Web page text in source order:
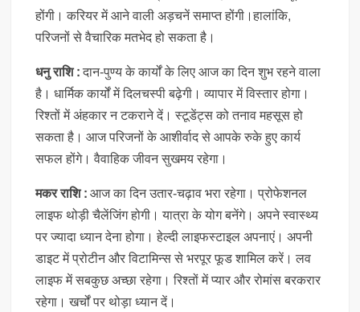
होंगी। करियर में आने वाली अड़चनें समाप्त होंगी।हालांकि,
परिजनों से वैचारिक मतभेद हो सकता है।
धनु राशि :दान-पुण्य के कार्यों के लिए आज का दिन शुभ रहने वाला
है। धार्मिक कार्यों में दिलचस्पी बढ़ेगी। व्यापार में विस्तार होगा।
रिश्तों में अंहकार न टकराने दें। स्टूडेंट्स को तनाव महसूस हो
सकता है। आज परिजनों के आशीर्वाद से आपके रुके हुए कार्य
सफल होंगे। वैवाहिक जीवन सुखमय रहेगा।
मकर राशि :आज का दिन उतार-चढ़ाव भरा रहेगा। प्रोफेशनल
लाइफ थोड़ी चैलेंजिंग होगी। यात्रा के योग बनेंगे। अपने स्वास्थ्य
पर ज्यादा ध्यान देना होगा। हेल्दी लाइफस्टाइल अपनाएं। अपनी
डाइट में प्रोटीन और विटामिन्स से भरपूर फूड शामिल करें। लव
लाइफ में सबकुछ अच्छा रहेगा। रिश्तों में प्यार और रोमांस बरकरार
रहेगा। खर्चों पर थोड़ा ध्यान दें।